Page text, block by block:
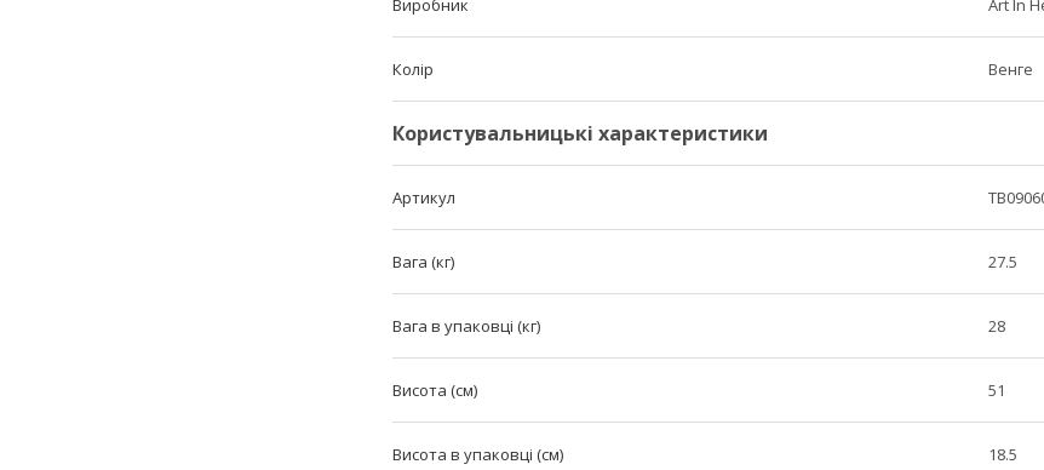
Виробник Art In
Колір Венге
Користувальницькі характеристики
Артикул
Вага (кг) 27.5
Вага в упаковці (кг) 28
Висота (см) 51
Висота в упаковці (см) 18.5